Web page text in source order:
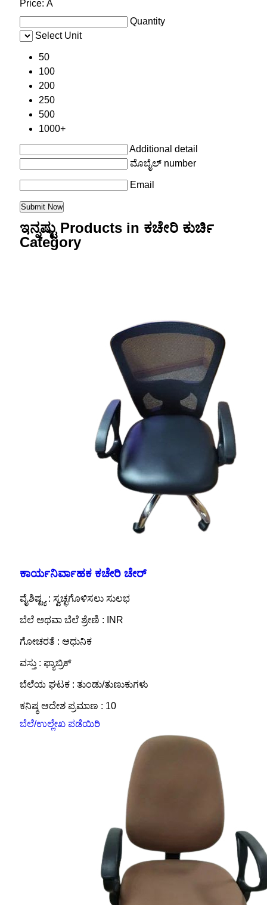
Price: Â
Quantity
Select Unit
50
100
200
250
500
1000+
Additional detail
ಮೊಬೈಲ್ number
Email
ಇನ್ನಷ್ಟು Products in ಕಚೇರಿ ಕುರ್ಚಿ
Category
ಕಾರ್ಯನಿರ್ವಾಹಕ ಕಚೇರಿ ಚೇರ್
ವೈಶಿಷ್ಟ್ಯ : ಸ್ವಚ್ಛಗೊಳಿಸಲು ಸುಲಭ
ಬೆಲೆ ಅಥವಾ ಬೆಲೆ ಶ್ರೇಣಿ : INR
ಗೋಚರತೆ : ಆಧುನಿಕ
ವಸ್ತು : ಫ್ಯಾಬ್ರಿಕ್
ಬೆಲೆಯ ಘಟಕ : ತುಂಡು/ತುಣುಕುಗಳು
ಕನಿಷ್ಠ ಆದೇಶ ಪ್ರಮಾಣ : 10
ಬೆಲೆ/ಉಲ್ಲೇಖ ಪಡೆಯಿರಿ